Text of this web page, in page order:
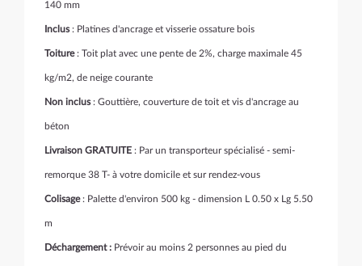
140 mm
Inclus: Platines d'ancrage et visserie ossature bois
Toiture: Toit plat avec une pente de 2%, charge maximale 45
kg/m2, de neige courante
Non inclus: Gouttière, couverture de toit et vis d'ancrage au
béton
Livraison GRATUITE : Par un transporteur spécialisé - semi-
remorque 38 T- à votre domicile et sur rendez-vous
Colisage: Palette d'environ 500 kg - dimension L 0.50 x Lg 5.50
m
Déchargement : Prévoir au moins 2 personnes au pied du